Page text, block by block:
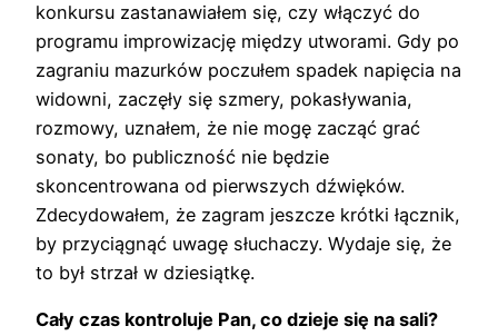
konkursu zastanawiałem się, czy włączyć do
programu improwizację między utworami. Gdy po
zagraniu mazurków poczułem spadek napięcia na
widowni, zaczęły się szmery, pokasływania,
rozmowy, uznałem, że nie mogę zacząć grać
sonaty, bo publiczność nie będzie
skoncentrowana od pierwszych dźwięków.
Zdecydowałem, że zagram jeszcze krótki łącznik,
by przyciągnąć uwagę słuchaczy. Wydaje się, że
to był strzał w dziesiątkę.
Cały czas kontroluje Pan, co dzieje się na sali?